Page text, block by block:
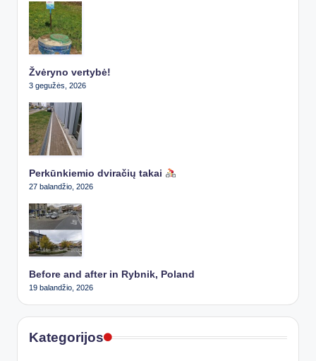
Žvėryno vertybė!
3 gegužės, 2026
Perkūnkiemio dviračių takai
27 balandžio, 2026
Before and after in Rybnik, Poland
19 balandžio, 2026
Kategorijos